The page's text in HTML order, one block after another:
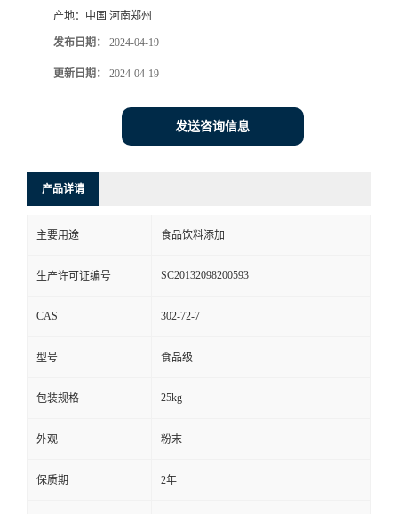
产地： 中国 河南郑州
发布日期： 2024-04-19
更新日期： 2024-04-19
发送咨询信息
产品详请
主要用途 食品饮料添加
生产许可证编号 SC20132098200593
CAS 302-72-7
型号 食品级
包装规格 25kg
外观 粉末
保质期 2年